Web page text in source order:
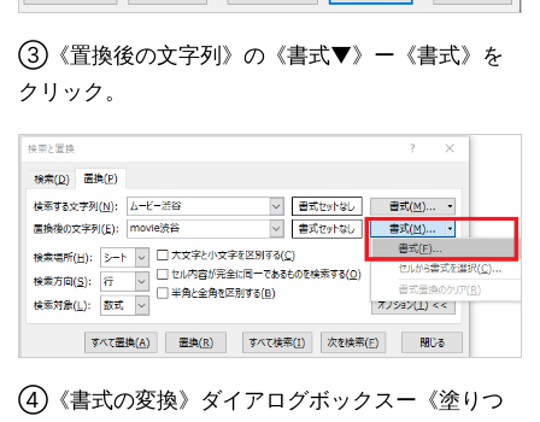
③《置換後の文字列》の《書式▼》ー《書式》を
クリック。
④《書式の変換》ダイアログボックスー《塗りつ